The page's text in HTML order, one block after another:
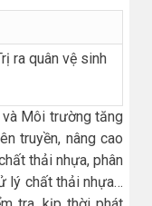
ra quân vệ sinh
và Môi trường tăng
truyền, nâng cao
thải nhựa, phân
lý chất thải nhựa…